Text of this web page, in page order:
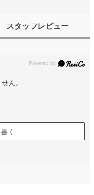
スタッフレビュー
ん。
く